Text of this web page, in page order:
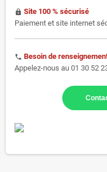
https Site 100 % sécurisé
Paiement et site internet
phone Besoin de
Appelez-nous au 01 30 52